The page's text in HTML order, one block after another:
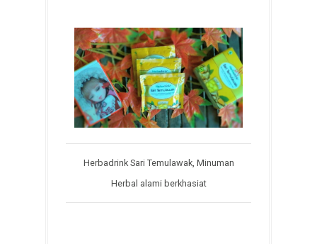
Herbadrink Sari Temulawak, Minuman
Herbal alami berkhasiat